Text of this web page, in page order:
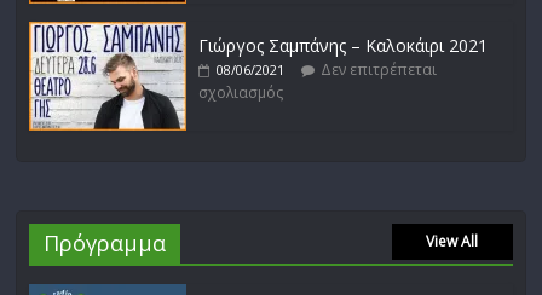
Γιώργος Σαμπάνης – Καλοκάιρι 2021
08/06/2021
Δεν επιτρέπεται
σχολιασμός
Πρόγραμμα View All